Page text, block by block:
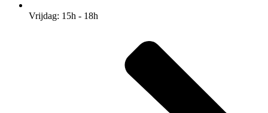
Vrijdag: 15h - 18h